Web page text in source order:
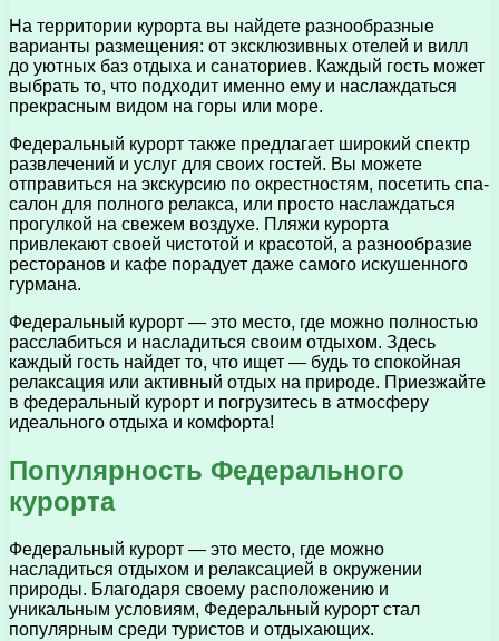
На территории курорта вы найдете разнообразные
варианты размещения: от эксклюзивных отелей и вилл
до уютных баз отдыха и санаториев. Каждый гость может
выбрать то, что подходит именно ему и наслаждаться
прекрасным видом на горы или море.
Федеральный курорт также предлагает широкий спектр
развлечений и услуг для своих гостей. Вы можете
отправиться на экскурсию по окрестностям, посетить спа-
салон для полного релакса, или просто наслаждаться
прогулкой на свежем воздухе. Пляжи курорта
привлекают своей чистотой и красотой, а разнообразие
ресторанов и кафе порадует даже самого искушенного
гурмана.
Федеральный курорт — это место, где можно полностью
расслабиться и насладиться своим отдыхом. Здесь
каждый гость найдет то, что ищет — будь то спокойная
релаксация или активный отдых на природе. Приезжайте
в федеральный курорт и погрузитесь в атмосферу
идеального отдыха и комфорта!
Популярность Федерального
курорта
Федеральный курорт — это место, где можно
насладиться отдыхом и релаксацией в окружении
природы. Благодаря своему расположению и
уникальным условиям, Федеральный курорт стал
популярным среди туристов и отдыхающих.